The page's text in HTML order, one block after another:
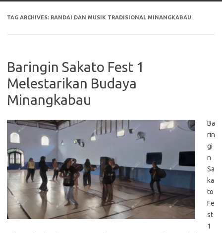
TAG ARCHIVES: RANDAI DAN MUSIK TRADISIONAL MINANGKABAU
Baringin Sakato Fest 1
Melestarikan Budaya
Minangkabau
Ba
rin
gi
n
Sa
ka
to
Fe
st
1